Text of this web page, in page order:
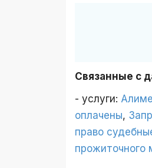
Связанные с
- услуги:
оплачены,
право
прожиточного